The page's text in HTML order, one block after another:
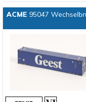
ACME 95047